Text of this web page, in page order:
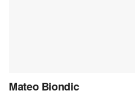
Mateo Biondic